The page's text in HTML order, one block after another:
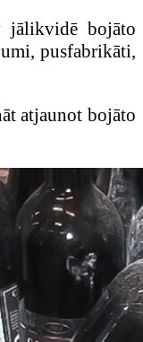
jālikvidē bojāto
pusfabrikāti,
atjaunot bojāto